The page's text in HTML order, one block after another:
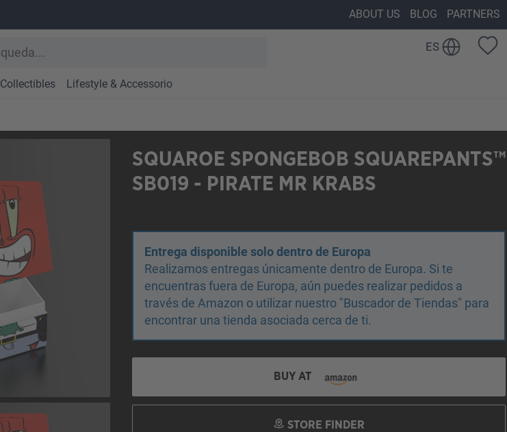
ABOUT US BLOG PARTNERS
ES
Collectibles Lifestyle & Accessorio
SQUAROE SPONGEBOB SQUAREPANTS™
SB019 - PIRATE MR KRABS
Entrega disponible solo dentro de Europa
Realizamos entregas únicamente dentro de Europa. Si te
encuentras fuera de Europa, aún puedes realizar pedidos a
través de Amazon o utilizar nuestro "Buscador de Tiendas" para
encontrar una tienda asociada cerca de ti.
BUY AT
STORE FINDER